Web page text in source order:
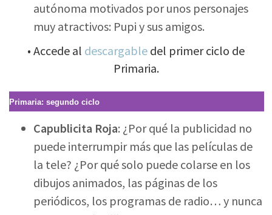
autónoma motivados por unos personajes
muy atractivos: Pupi y sus amigos.
• Accede al descargable del primer ciclo de
Primaria.
Primaria: segundo ciclo
Capublicita Roja: ¿Por qué la publicidad no
puede interrumpir más que las películas de
la tele? ¿Por qué solo puede colarse en los
dibujos animados, las páginas de los
periódicos, los programas de radio… y nunca